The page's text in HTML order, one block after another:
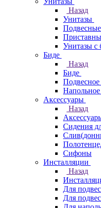
Назад
Унитазы
Унитазы с
Биде
Назад
Биде
Подвесное
Аксессуары
Назад
Сидения
Сифоны
Инсталляции
Назад
Для
Для